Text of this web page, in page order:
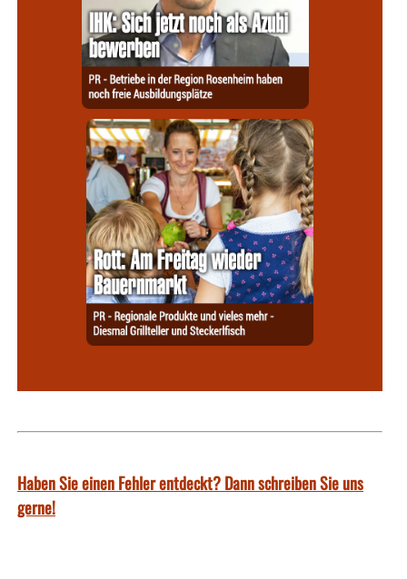
Haben Sie einen Fehler entdeckt? Dann schreiben Sie uns
gerne!